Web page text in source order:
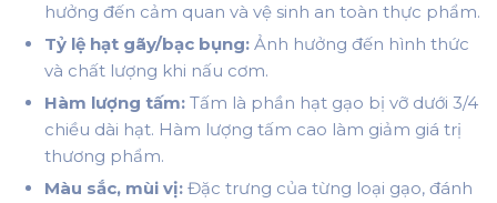
hưởng đến cảm quan và vệ sinh an toàn thực phẩm.
Tỷ lệ hạt gãy/bạc bụng: Ảnh hưởng đến hình thức
và chất lượng khi nấu cơm.
Hàm lượng tấm: Tấm là phần hạt gạo bị vỡ dưới 3/4
chiều dài hạt. Hàm lượng tấm cao làm giảm giá trị
thương phẩm.
Màu sắc, mùi vị: Đặc trưng của từng loại gạo, đánh